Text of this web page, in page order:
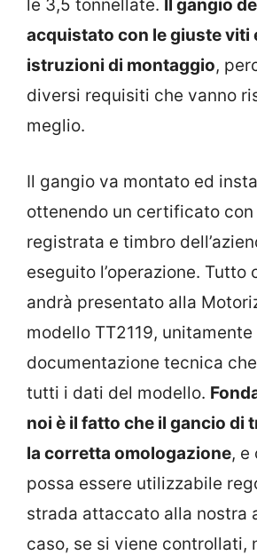
le 3,5 tonnellate.
Il gangio
acquistato con le giuste viti
istruzioni di montaggio,
diversi requisiti che vanno
meglio.
Il gangio va montato ed
ottenendo un certificato
registrata e timbro
eseguito l’operazione. Tutto
andrà presentato alla
modello TT2119, unitamente
documentazione tecnica
tutti i dati del modello.
noi è il fatto che il gancio di
la corretta omologazione, e
possa essere utilizzabile
strada attaccato alla nostra
caso, se si viene controllati,